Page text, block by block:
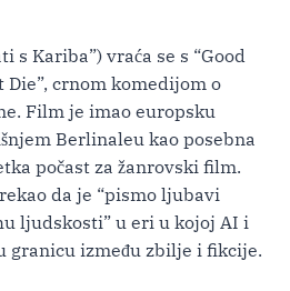
s Kariba”) vraća se s “Good
Die”, crnom komedijom o
Film je imao europsku
Berlinaleu kao posebna
počast za žanrovski film.
da je “pismo ljubavi
ljudskosti” u eri u kojoj AI i
granicu između zbilje i fikcije.